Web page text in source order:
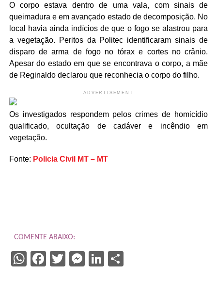
O corpo estava dentro de uma vala, com sinais de
queimadura e em avançado estado de decomposição. No
local havia ainda indícios de que o fogo se alastrou para
a vegetação. Peritos da Politec identificaram sinais de
disparo de arma de fogo no tórax e cortes no crânio.
Apesar do estado em que se encontrava o corpo, a mãe
de Reginaldo declarou que reconhecia o corpo do filho.
ADVERTISEMENT
Os investigados respondem pelos crimes de homicídio
qualificado, ocultação de cadáver e incêndio em
vegetação.
Fonte: Policia Civil MT – MT
COMENTE ABAIXO:
WhatsApp
Facebook
Twitter
Messenger
LinkedIn
Share